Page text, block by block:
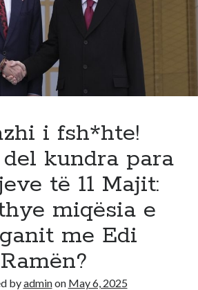
i fsh*hte!
kundra para
të 11 Majit:
miqësia e
me Edi
Ramën?
byadminon May 6, 2025